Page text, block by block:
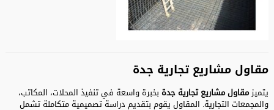
مقاول مشاريع تجارية جدة
يتميزمقاول مشاريع تجارية جدة بخبرة واسعة في تنفيذ المحلات، المكاتب،
والمجمعات التجارية. المقاول يقوم بتقديم دراسة تصميمية متكاملة تشمل